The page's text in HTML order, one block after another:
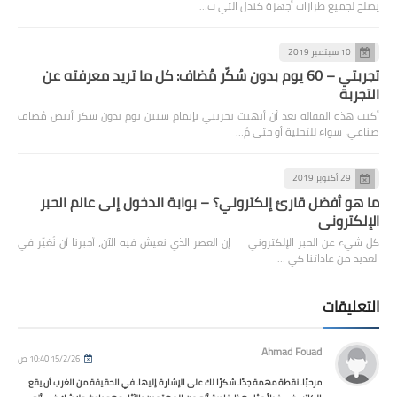
يصلح لجميع طرازات أجهزة كندل التي ت…
10 سبتمبر 2019
تجربتي – 60 يوم بدون سُكّر مُضاف: كل ما تريد معرفته عن
التجربة
أكتب هذه المقالة بعد أن أنهيت تجربتي بإتمام ستين يوم بدون سكر أبيض مُضاف
صناعي، سواء للتحلية أو حتى مُ…
29 أكتوبر 2019
ما هو أفضل قارئ إلكتروني؟ – بوابة الدخول إلى عالم الحبر
الإلكتروني
كل شيء عن الحبر الإلكتروني إن العصر الذي نعيش فيه الآن، أجبرنا أن نُغيّر في
العديد من عاداتنا كي …
التعليقات
Ahmad Fouad 15/2/26 10:40 ص
مرحبًا. نقطة مهمة جدًا. شكرًا لك على الإشارة إليها. في الحقيقة من الغرب أن يقع